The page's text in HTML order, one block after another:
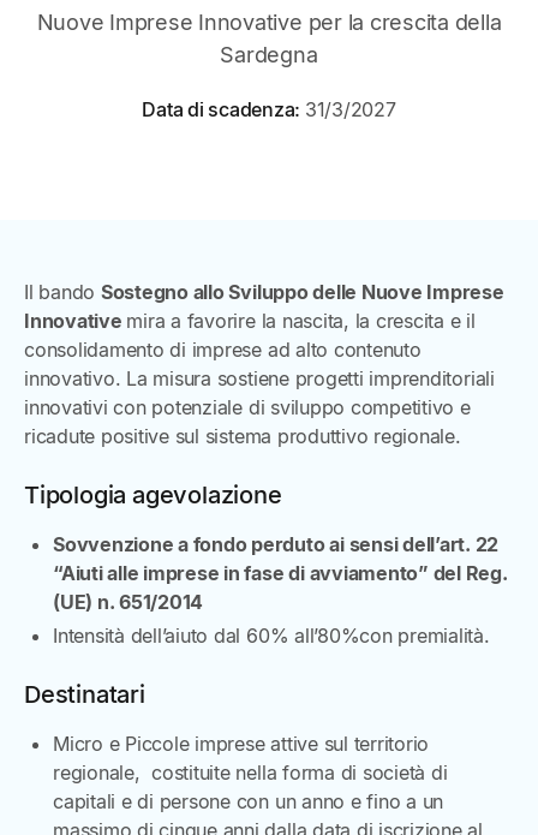
Nuove Imprese Innovative per la crescita della
Sardegna
Data di scadenza: 31/3/2027
Il bando Sostegno allo Sviluppo delle Nuove Imprese
Innovative mira a favorire la nascita, la crescita e il
consolidamento di imprese ad alto contenuto
innovativo. La misura sostiene progetti imprenditoriali
innovativi con potenziale di sviluppo competitivo e
ricadute positive sul sistema produttivo regionale.
Tipologia agevolazione
Sovvenzione a fondo perduto ai sensi dell’art. 22
“Aiuti alle imprese in fase di avviamento” del Reg.
(UE) n. 651/2014
Intensità dell’aiuto dal 60% all’80%con premialità.
Destinatari
Micro e Piccole imprese attive sul territorio
regionale, costituite nella forma di società di
capitali e di persone con un anno e fino a un